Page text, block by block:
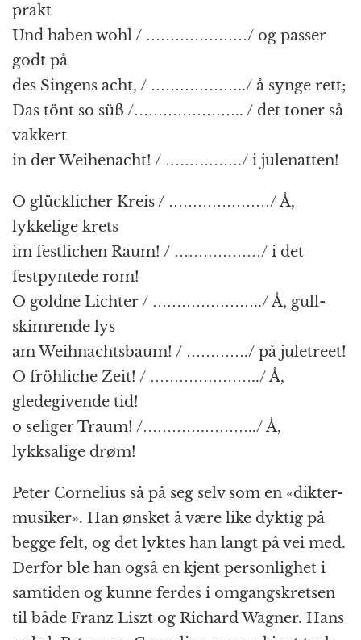
prakt
Und haben wohl / …………………/ og passer
godt på
des Singens acht, / ………………../ å synge rett;
Das tönt so süß /………………….. / det toner så
vakkert
in der Weihenacht! / ……………./ i julenatten!
O glücklicher Kreis / …………………/ Å,
lykkelige krets
im festlichen Raum! / ………………/ i det
festpyntede rom!
O goldne Lichter / …………………../ Å, gull-
skimrende lys
am Weihnachtsbaum! / …………./ på juletreet!
O fröhliche Zeit! / …………………../ Å,
gledegivende tid!
o seliger Traum! /………….………../ Å,
lykksalige drøm!
Peter Cornelius så på seg selv som en «dikter-
musiker». Han ønsket å være like dyktig på
begge felt, og det lyktes han langt på vei med.
Derfor ble han også en kjent personlighet i
samtiden og kunne ferdes i omgangskretsen
til både Franz Liszt og Richard Wagner. Hans